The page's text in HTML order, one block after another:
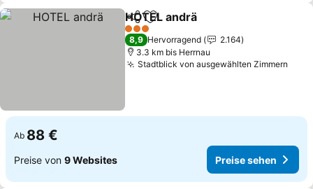
TeilenZu Favoriten hinzufügen
HOTEL andrä
3 Sterne
8,9 Hervorragend
2.164
3.3 km bis Herrnau
Stadtblick von ausgewählten Zimmern
Ab 88 €
Preise von 9 Websites Preise sehen